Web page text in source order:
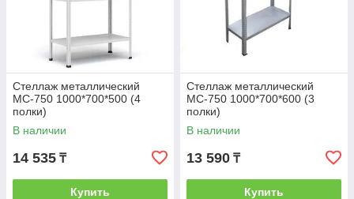
Стеллаж металлический
МС-750 1000*700*500 (4
полки)
В наличии
14 535 ₸
Купить
Стеллаж металлический
МС-750 1000*700*600 (3
полки)
В наличии
13 590 ₸
Купить